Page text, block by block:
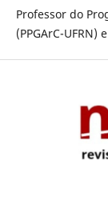
Professor do
(PPGArC-UFRN)